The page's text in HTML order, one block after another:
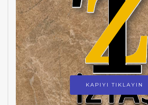
KAPIYI TIKLAYIN